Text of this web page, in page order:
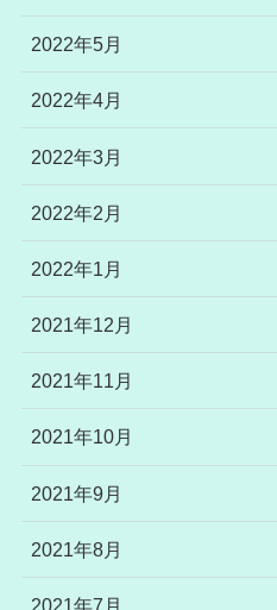
2022年5月
2022年4月
2022年3月
2022年2月
2022年1月
2021年12月
2021年11月
2021年10月
2021年9月
2021年8月
2021年7月